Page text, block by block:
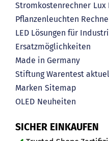
Stromkostenrechner Lux
Pflanzenleuchten
LED Lösungen für
Ersatzmöglichkeiten
Made in Germany
Stiftung Warentest
Marken Sitemap
OLED Neuheiten
SICHER EINKAUFEN